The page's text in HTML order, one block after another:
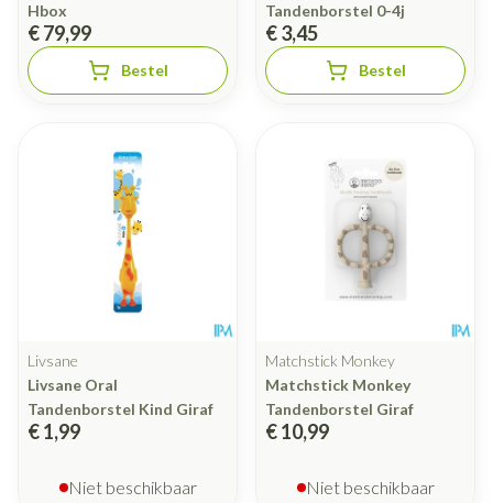
Hbox
€ 79,99
Bestel
Tandenborstel 0-4j
€ 3,45
Bestel
Livsane
Livsane Oral
Tandenborstel Kind Giraf
€ 1,99
Niet beschikbaar
Matchstick Monkey
Matchstick Monkey
Tandenborstel Giraf
€ 10,99
Niet beschikbaar